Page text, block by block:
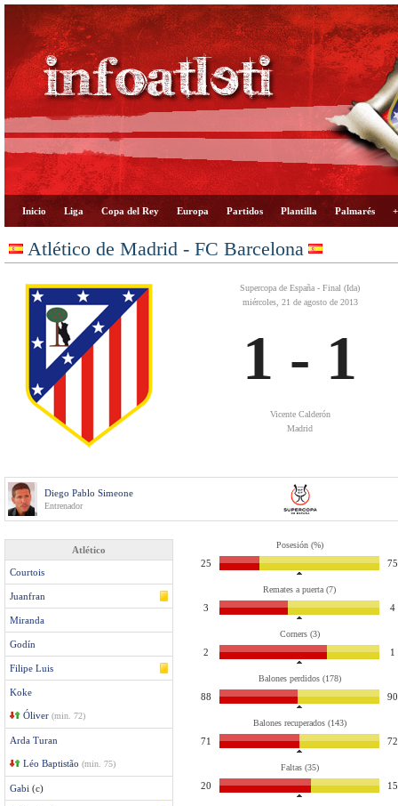
Inicio Liga Copa del Rey Europa Partidos Plantilla Palmarés
Atlético de Madrid - FC Barcelona
Supercopa de España - Final (Ida)
miércoles, 21 de agosto de 2013
1 - 1
Vicente Calderón
Madrid
Diego Pablo Simeone
Entrenador
Atlético
Courtois
Juanfran
Miranda
Godín
Filipe Luis
Koke
Óliver (min. 72)
Arda Turan
Léo Baptistão (min. 75)
Gabi (c)
Posesión (%)
25 75
Remates a puerta (7)
3 4
Corners (3)
2 1
Balones perdidos (178)
88 90
Balones recuperados (143)
71 72
Faltas (35)
20 15